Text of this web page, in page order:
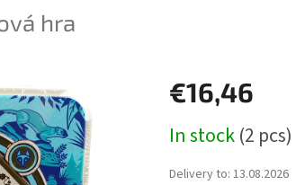
hra
€16,46
price:
In stock(2 pcs)
Delivery to: 13.08.2026